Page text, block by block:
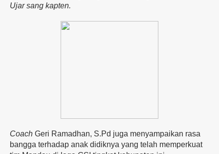
Ujar sang kapten.
Coach Geri Ramadhan, S.Pd juga menyampaikan rasa
bangga terhadap anak didiknya yang telah memperkuat